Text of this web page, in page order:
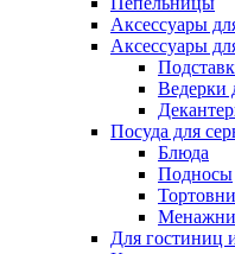
Аксессуары
Аксессуары
Ведерки
Посуда для
Блюда
Подносы
Для гостиниц